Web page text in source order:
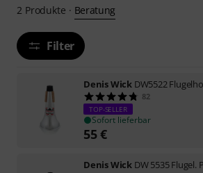
2 Produkte · Beratung
Filter
Denis Wick DW5522
82
TOP-SELLER
Sofort lieferbar
55€
Denis Wick DW 5535 Flugel.